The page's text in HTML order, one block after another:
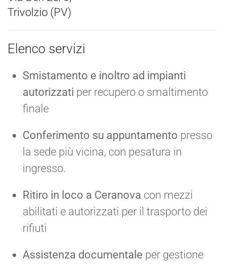
Trivolzio (PV)
Elenco servizi
Smistamento e inoltro ad impianti
autorizzati per recupero o smaltimento
finale
Conferimento su appuntamento presso
la sede più vicina, con pesatura in
ingresso.
Ritiro in loco a Ceranova con mezzi
abilitati e autorizzati per il trasporto dei
rifiuti
Assistenza documentale per gestione